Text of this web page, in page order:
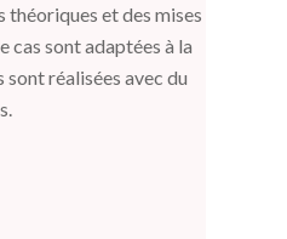
théoriques et des mises
cas sont adaptées à la
réalisées avec du